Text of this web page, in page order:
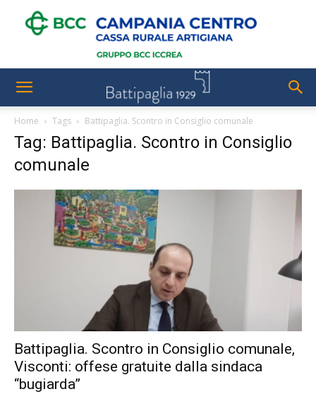
Home Tags Battipaglia. Scontro in Consiglio comunale
Tag: Battipaglia. Scontro in Consiglio
comunale
Battipaglia. Scontro in Consiglio comunale,
Visconti: offese gratuite dalla sindaca
“bugiarda”